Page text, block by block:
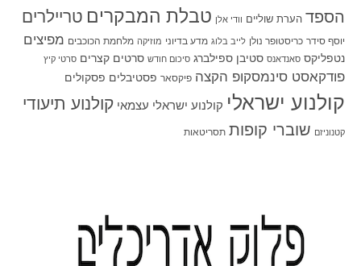
הספד הערת שוליים וודי אלן טבלת המבקרים טריילרים
יוסף סידר כריסטופר נולן לייב בלוג מדע בדיוני מוזיקה מלחמת הכוכבים מפיצים
נטפליקס סאנדאנס סטיבן ספילברג סיכום חודש סרטים קצרים סרטי קיץ
פודקאסט סינמסקופ הקצה פיקסאר פסטיבלים פסקולים
קולנוע ישראלי קולנוע ישראלי עצמאי קולנוע תיעודי
קטנוניזם שוברי קופות תסריטאות